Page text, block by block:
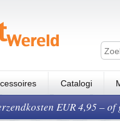
Catalogi
EUR 4,95 –